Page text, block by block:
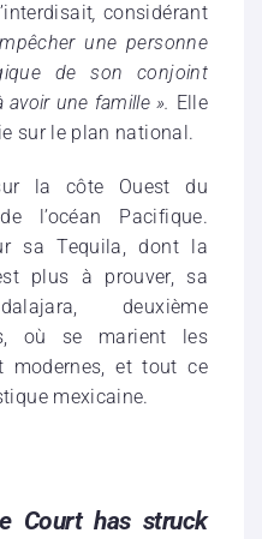
, considérant
une personne
de son conjoint
avoir une famille ». Elle
sur le plan national.
la côte Ouest du
l’océan Pacifique.
sa Tequila, dont la
plus à prouver, sa
deuxième
où se marient les
modernes, et tout ce
mexicaine.
Court has struck